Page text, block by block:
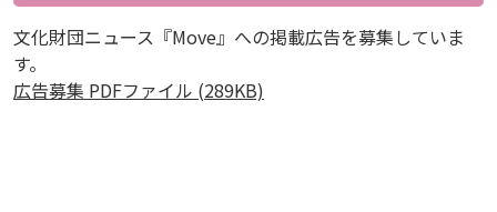
文化財団ニュース『Move』への掲載広告を募集していま
す。
広告募集 PDFファイル (289KB)